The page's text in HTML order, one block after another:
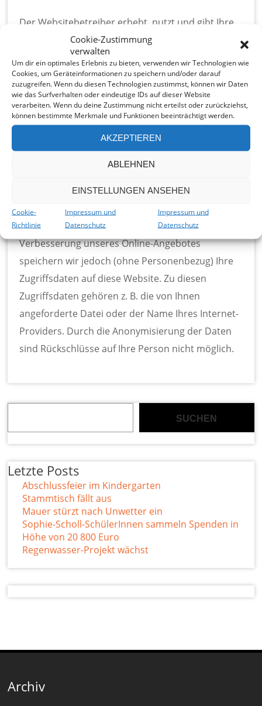
Cookie-Zustimmung
verwalten
Um dir ein optimales Erlebnis zu bieten, verwenden wir Technologien wie
Cookies, um Geräteinformationen zu speichern und/oder darauf
zuzugreifen. Wenn du diesen Technologien zustimmst, können wir Daten
wie das Surfverhalten oder eindeutige IDs auf dieser Website
verarbeiten. Wenn du deine Zustimmung nicht erteilst oder zurückziehst,
können bestimmte Merkmale und Funktionen beeinträchtigt werden.
AKZEPTIEREN
ABLEHNEN
EINSTELLUNGEN ANSEHEN
Cookie-
Richtlinie
Impressum und
Datenschutz
Impressum und
Datenschutz
Der Websitebetreiber erhebt, nutzt und gibt Ihre
personenbezogenen Daten nur dann weiter, wenn
dies im gesetzlichen Rahmen erlaubt ist oder Sie
in die Datenerhebung einwilligen.
Als personenbezogene Daten gelten sämtliche
Informationen, welche dazu dienen, Ihre Person
zu bestimmen und welche zu Ihnen zurückverfolgt
werden können – also beispielsweise Ihr Name,
Diese Website können Sie auch besuchen, ohne
Angaben zu Ihrer Person zu machen. Zur
Verbesserung unseres Online-Angebotes
speichern wir jedoch (ohne Personenbezug) Ihre
Zugriffsdaten auf diese Website. Zu diesen
Zugriffsdaten gehören z. B. die von Ihnen
angeforderte Datei oder der Name Ihres Internet-
Providers. Durch die Anonymisierung der Daten
sind Rückschlüsse auf Ihre Person nicht möglich.
SUCHEN
Letzte Posts
Abschlussfeier im Kindergarten
Stammtisch fällt aus
Mauer stürzt nach Unwetter ein
Sophie-Scholl-SchülerInnen sammeln Spenden in
Höhe von 20 800 Euro
Regenwasser-Projekt wächst
Archiv